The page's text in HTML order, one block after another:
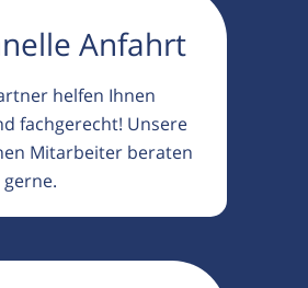
Anfahrt
helfen Ihnen
fachgerecht! Unsere
Mitarbeiter beraten